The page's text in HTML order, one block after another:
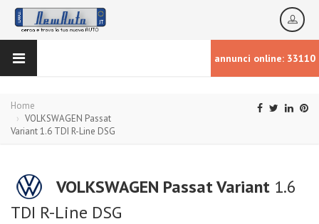
annunci online: 33110
Home
VOLKSWAGEN Passat
Variant 1.6 TDI R-Line DSG
VOLKSWAGEN Passat Variant 1.6
TDI R-Line DSG